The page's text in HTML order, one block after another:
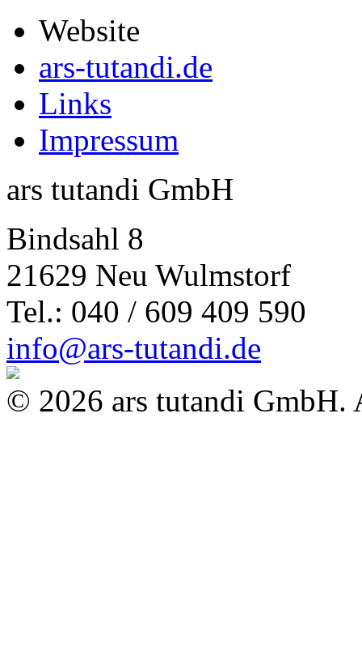
Website
ars-tutandi.de
Links
Impressum
ars tutandi GmbH
Bindsahl 8
21629 Neu Wulmstorf
Tel.: 040 / 609 409 590
info@ars-tutandi.de
© 2026 ars tutandi GmbH.